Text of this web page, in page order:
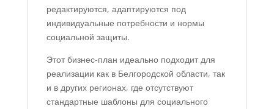
редактируются, адаптируются под
индивидуальные потребности и нормы
социальной защиты.
Этот бизнес-план идеально подходит для
реализации как в Белгородской области, так
и в других регионах, где отсутствуют
стандартные шаблоны для социального